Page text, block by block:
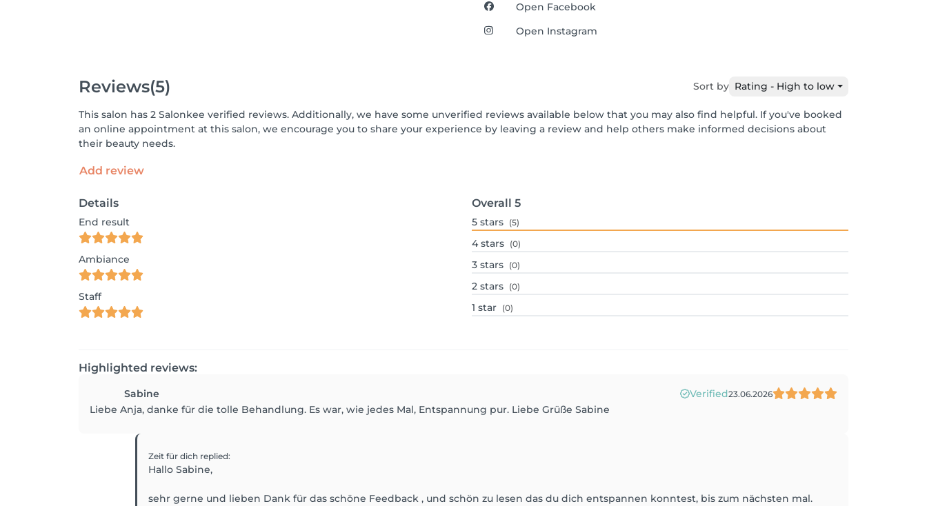
Open Facebook
Open Instagram
Reviews(5) Sort by Rating - High to low
This salon has 2 Salonkee verified reviews. Additionally, we have some unverified reviews available below that you may also find helpful. If you've booked
an online appointment at this salon, we encourage you to share your experience by leaving a review and help others make informed decisions about
their beauty needs.
Add review
Details
End result
Ambiance
Staff
Overall 5
5 stars (5)
4 stars (0)
3 stars (0)
2 stars (0)
1 star (0)
Highlighted reviews:
Sabine Verified23.06.2026
Liebe Anja, danke für die tolle Behandlung. Es war, wie jedes Mal, Entspannung pur. Liebe Grüße Sabine
Zeit für dich replied:
Hallo Sabine,
sehr gerne und lieben Dank für das schöne Feedback , und schön zu lesen das du dich entspannen konntest, bis zum nächsten mal.